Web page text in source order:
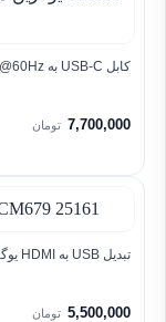
کابل USB-C به HDMI 8K@60Hz یوگرین مدل CM565 90451 طول 1.5 متر
7,700,000 تومان
تبدیل USB به HDMI یوگرین مدل CM679 25161
5,500,000 تومان